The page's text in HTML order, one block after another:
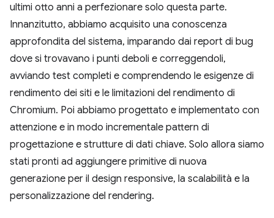
ultimi otto anni a perfezionare solo questa parte.
Innanzitutto, abbiamo acquisito una conoscenza
approfondita del sistema, imparando dai report di bug
dove si trovavano i punti deboli e correggendoli,
avviando test completi e comprendendo le esigenze di
rendimento dei siti e le limitazioni del rendimento di
Chromium. Poi abbiamo progettato e implementato con
attenzione e in modo incrementale pattern di
progettazione e strutture di dati chiave. Solo allora siamo
stati pronti ad aggiungere primitive di nuova
generazione per il design responsive, la scalabilità e la
personalizzazione del rendering.